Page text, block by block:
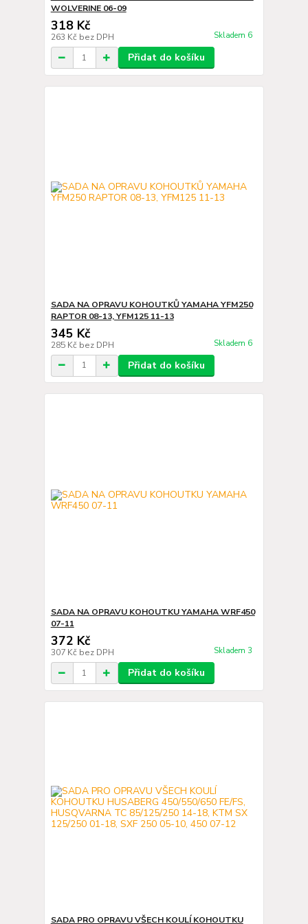
WOLVERINE 06-09
318 Kč
263 Kč bez DPH Skladem 6
Přidat do košíku
SADA NA OPRAVU KOHOUTKŮ YAMAHA YFM250
RAPTOR 08-13, YFM125 11-13
345 Kč
285 Kč bez DPH Skladem 6
Přidat do košíku
SADA NA OPRAVU KOHOUTKU YAMAHA WRF450
07-11
372 Kč
307 Kč bez DPH Skladem 3
Přidat do košíku
SADA PRO OPRAVU VŠECH KOULÍ KOHOUTKU